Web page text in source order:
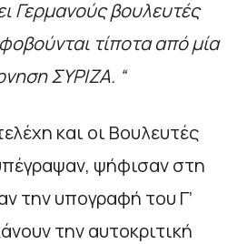
Γερμανούς βουλευτές
τίποτα από μία
ΣΥΡΙΖΑ. “
και οι Βουλευτές
ψήφισαν στη
την υπογραφή του Γ’
την αυτοκριτική